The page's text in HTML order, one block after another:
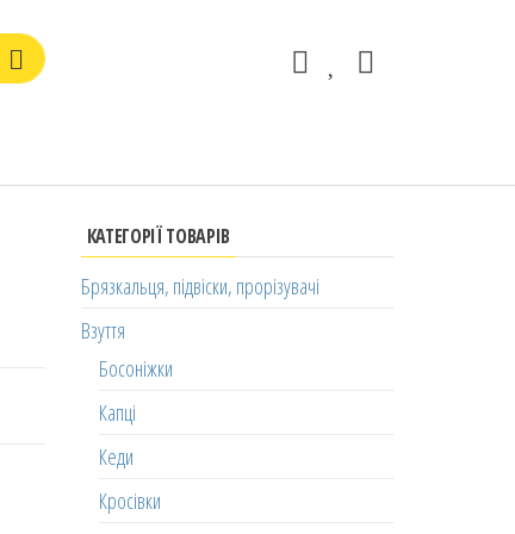
КАТЕГОРІЇ ТОВАРІВ
Брязкальця, підвіски, прорізувачі
Взуття
Босоніжки
Капці
Кеди
Кросівки